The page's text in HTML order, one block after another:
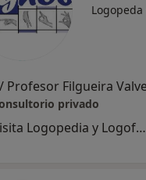
Logopeda
privado
Visita Logopedia y Logofoniatría